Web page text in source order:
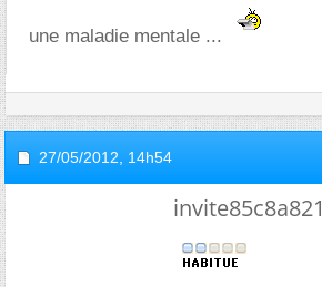
une maladie mentale ...
27/05/2012, 14h54
invite85c8a821